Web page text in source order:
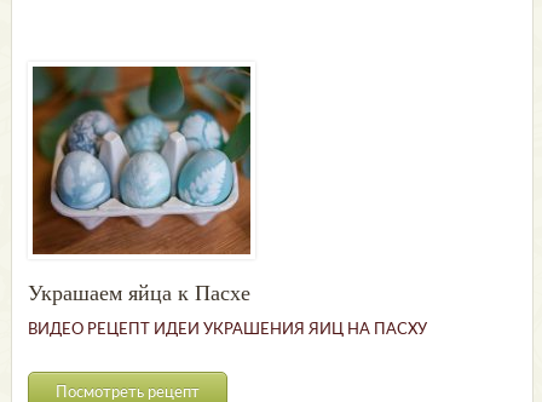
Украшаем яйца к Пасхе
ВИДЕО РЕЦЕПТ ИДЕИ УКРАШЕНИЯ ЯИЦ НА ПАСХУ
Посмотреть рецепт